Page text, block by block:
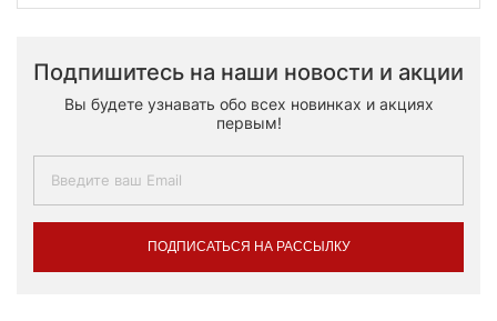
Подпишитесь на наши новости и акции
Вы будете узнавать обо всех новинках и акциях
первым!
ПОДПИСАТЬСЯ НА РАССЫЛКУ